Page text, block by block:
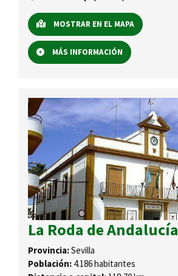
MOSTRAR EN EL MAPA
MÁS INFORMACIÓN
La Roda de Andalucía
Provincia:Sevilla
Población: 4.186 habitantes